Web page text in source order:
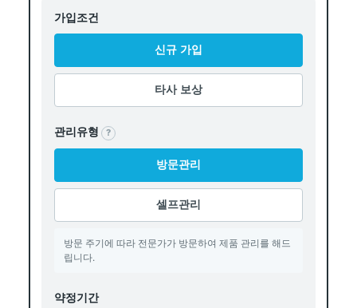
가입조건
신규 가입
타사 보상
관리유형 ?
방문관리
셀프관리
방문 주기에 따라 전문가가 방문하여 제품 관리를 해드
립니다.
약정기간